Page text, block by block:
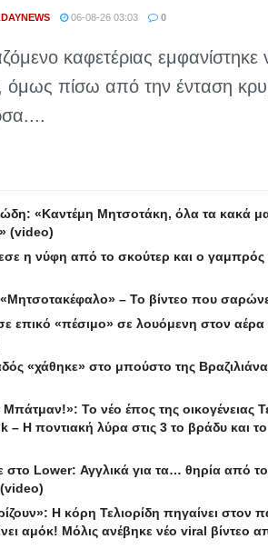
06-08-26 03:03 0
καφετέριας εμφανίστηκε
όμως πίσω από την ένταση
«Καντέμη Μητσοτάκη, όλα τα κακά
(video)
η νύφη από το σκούτερ και ο γαμπρός
– Το βίντεο που
επικό «πέσιμο» σε λουόμενη στον
«χάθηκε» στο μπούστο της
Το νέο έπος της οικογένειας
– Η ποντιακή λύρα στις 3 το βράδυ και
στο Lower: Αγγλικά για τα… θηρία από
Η κόρη Τελιορίδη πηγαίνει στον
αμόκ! Μόλις ανέβηκε νέο viral βίντεο